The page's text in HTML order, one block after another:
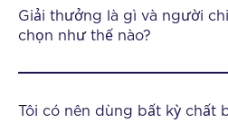
Giải thưởng là gì và người
chọn như thế nào?
Tôi có nên dùng bất kỳ chất